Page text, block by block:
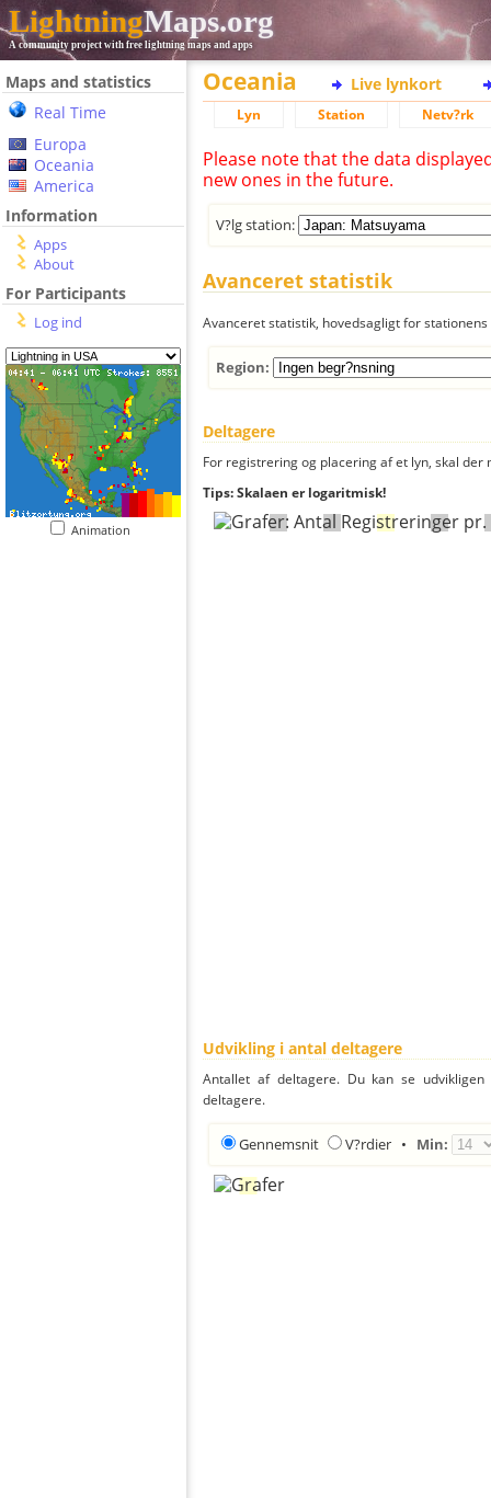
LightningMaps.org
A community project with free lightning maps and apps
Maps and statistics
Real Time
Europa
Oceania
America
Information
Apps
About
For Participants
Log ind
Animation
Oceania Live lynkort
Lyn Station Netv?rk
Please note that the data
new ones in the future.
V?lg station:
Avanceret statistik
Avanceret statistik, hovedsagligt for
Region:
Deltagere
For registrering og placering af et lyn, skal
Tips: Skalaen er logaritmisk!
Udvikling i antal deltagere
Antallet af deltagere. Du kan se
deltagere.
Gennemsnit V?rdier • Min: